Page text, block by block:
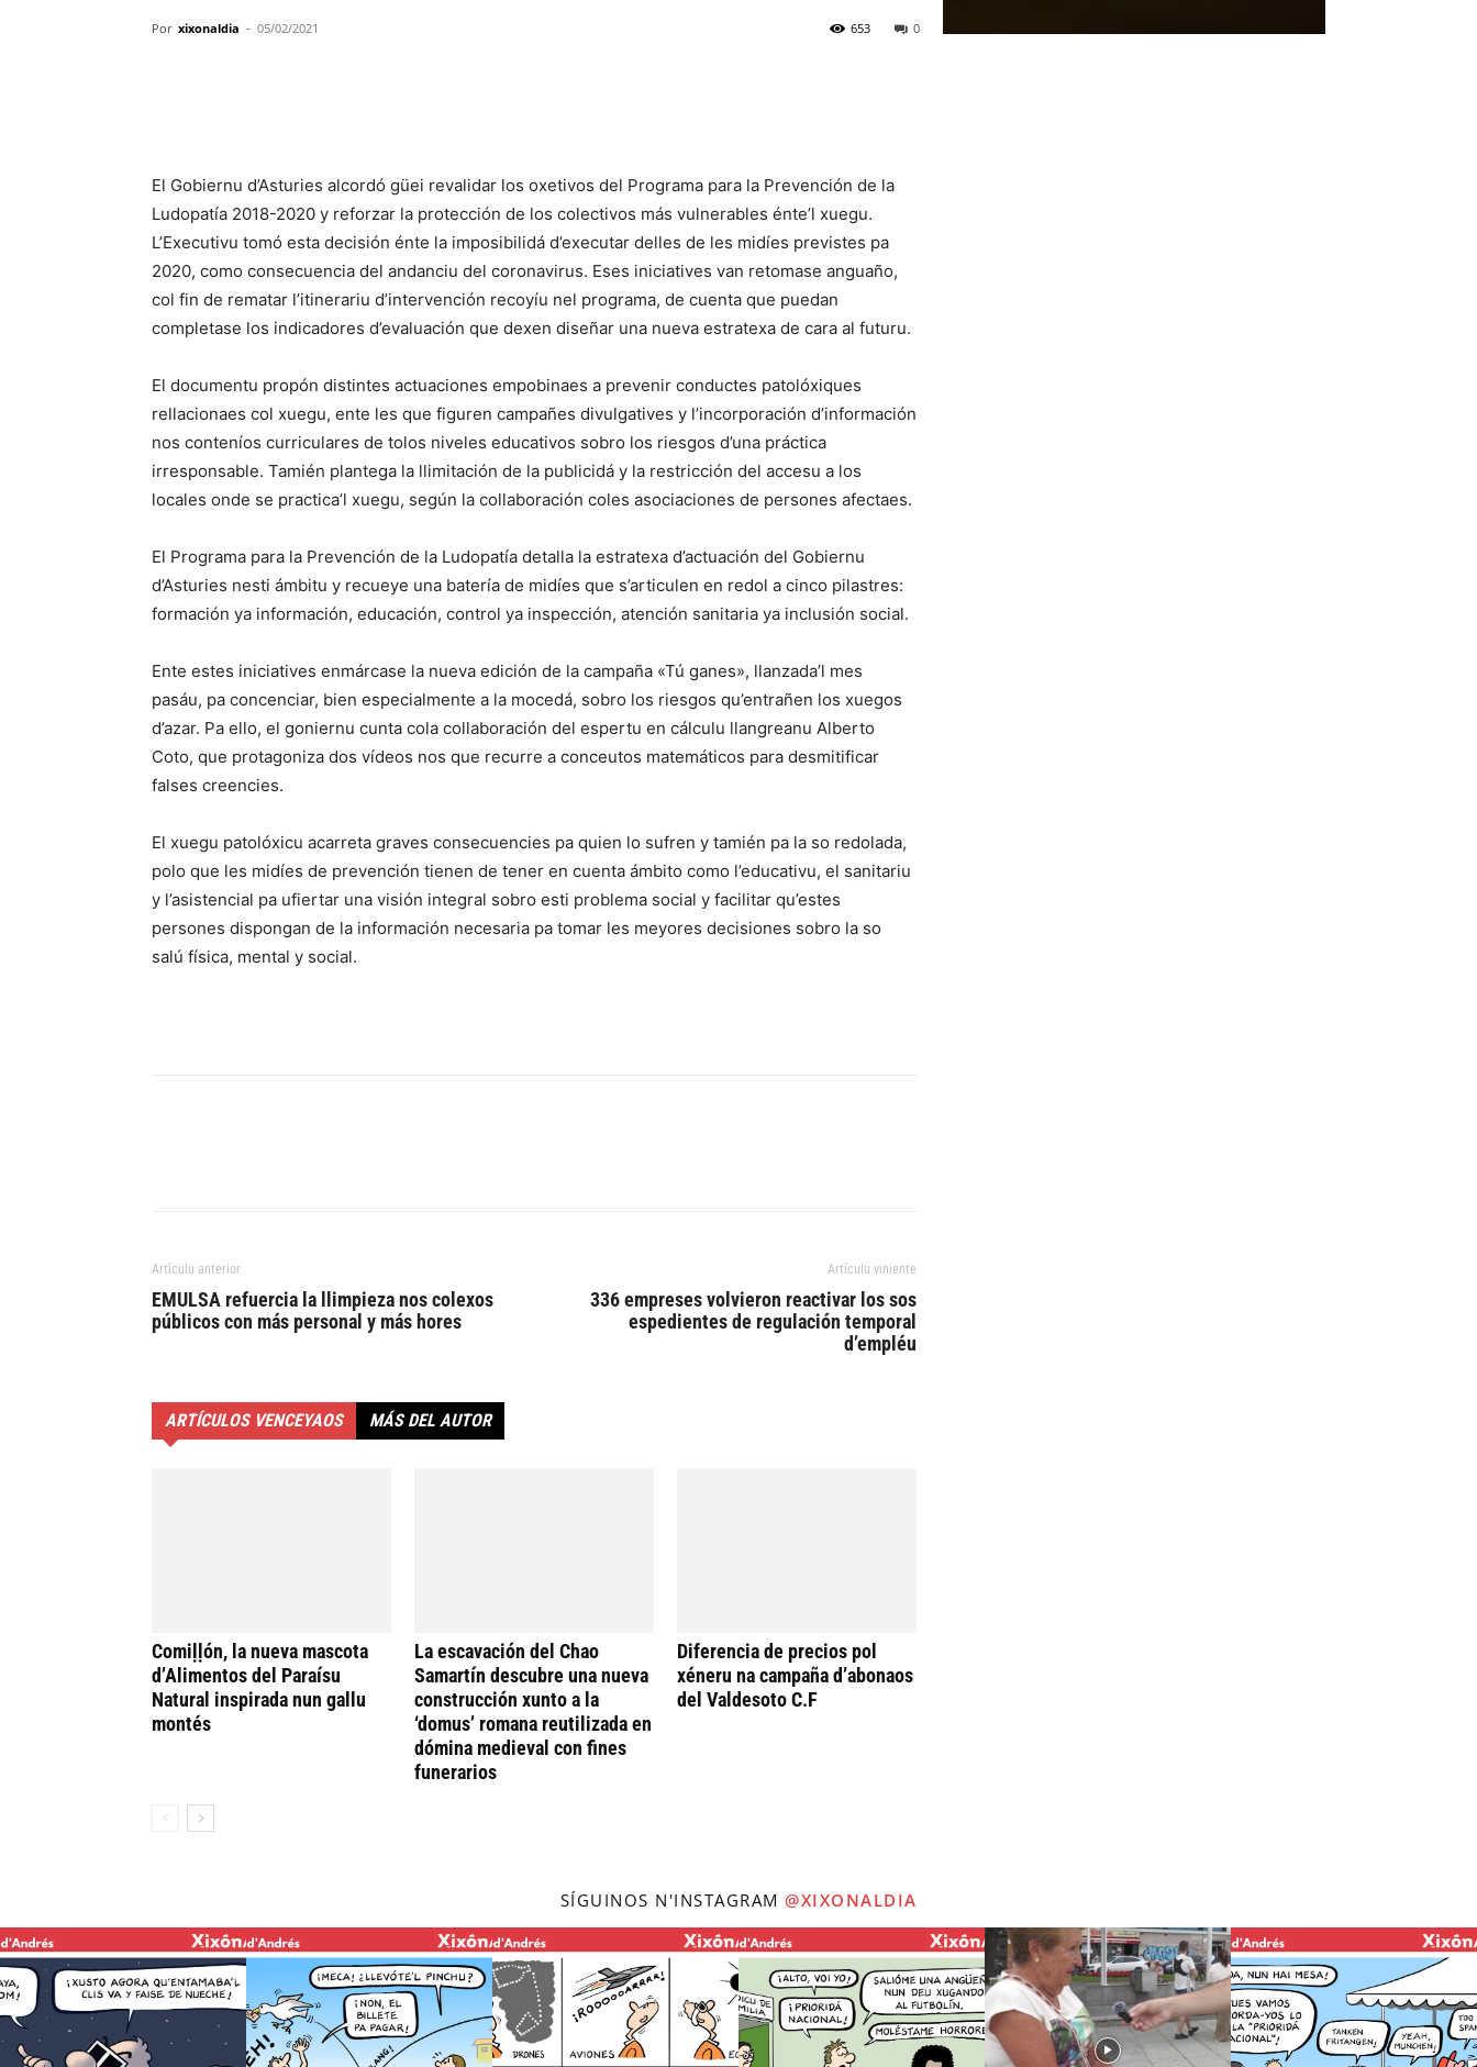
Por xixonaldia - 05/02/2021 0
653
El Gobiernu d’Asturies alcordó güei revalidar los oxetivos del Programa para la Prevención de la
Ludopatía 2018-2020 y reforzar la protección de los colectivos más vulnerables énte’l xuegu.
L’Executivu tomó esta decisión énte la imposibilidá d’executar delles de les midíes previstes pa
2020, como consecuencia del andanciu del coronavirus. Eses iniciatives van retomase anguaño,
col fin de rematar l’itinerariu d’intervención recoyíu nel programa, de cuenta que puedan
completase los indicadores d’evaluación que dexen diseñar una nueva estratexa de cara al futuru.
El documentu propón distintes actuaciones empobinaes a prevenir conductes patolóxiques
rellacionaes col xuegu, ente les que figuren campañes divulgatives y l’incorporación d’información
nos conteníos curriculares de tolos niveles educativos sobro los riesgos d’una práctica
irresponsable. Tamién plantega la llimitación de la publicidá y la restricción del accesu a los
locales onde se practica’l xuegu, según la collaboración coles asociaciones de persones afectaes.
El Programa para la Prevención de la Ludopatía detalla la estratexa d’actuación del Gobiernu
d’Asturies nesti ámbitu y recueye una batería de midíes que s’articulen en redol a cinco pilastres:
formación ya información, educación, control ya inspección, atención sanitaria ya inclusión social.
Ente estes iniciatives enmárcase la nueva edición de la campaña «Tú ganes», llanzada’l mes
pasáu, pa concenciar, bien especialmente a la mocedá, sobro los riesgos qu’entrañen los xuegos
d’azar. Pa ello, el goniernu cunta cola collaboración del espertu en cálculu llangreanu Alberto
Coto, que protagoniza dos vídeos nos que recurre a conceutos matemáticos para desmitificar
falses creencies.
El xuegu patolóxicu acarreta graves consecuencies pa quien lo sufren y tamién pa la so redolada,
polo que les midíes de prevención tienen de tener en cuenta ámbito como l’educativu, el sanitariu
y l’asistencial pa ufiertar una visión integral sobro esti problema social y facilitar qu’estes
persones dispongan de la información necesaria pa tomar les meyores decisiones sobro la so
salú física, mental y social.
Artículu anterior
EMULSA refuercia la llimpieza nos colexos
públicos con más personal y más hores
Artículu viniente
336 empreses volvieron reactivar los sos
espedientes de regulación temporal
d’empléu
ARTÍCULOS VENCEYAOS MÁS DEL AUTOR
Comiḷḷón, la nueva mascota
d’Alimentos del Paraísu
Natural inspirada nun gallu
montés
La escavación del Chao
Samartín descubre una nueva
construcción xunto a la
‘domus’ romana reutilizada en
dómina medieval con fines
funerarios
Diferencia de precios pol
xéneru na campaña d’abonaos
del Valdesoto C.F
SÍGUINOS N'INSTAGRAM @XIXONALDIA